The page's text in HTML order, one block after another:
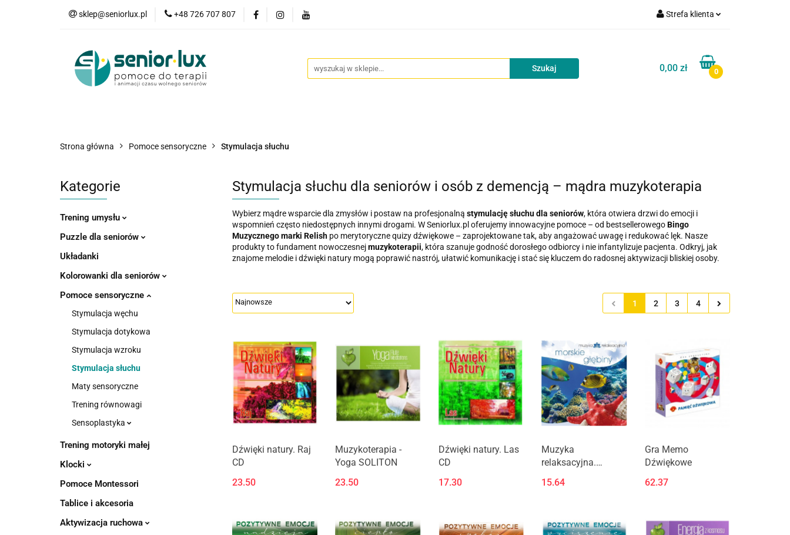
sklep@seniorlux.pl +48 726 707 807 Strefa klienta
Zarejestruj się
Dodaj zgłoszenie
0,00 zł 0
Promocje Nowości
Strona główna Pomoce sensoryczne Stymulacja słuchu
Kategorie
Trening umysłu
Puzzle dla seniorów
Układanki
Kolorowanki dla seniorów
Pomoce sensoryczne
Stymulacja węchu
Stymulacja dotykowa
Stymulacja wzroku
Stymulacja słuchu
Maty sensoryczne
Trening równowagi
Sensoplastyka
Trening motoryki małej
Klocki
Pomoce Montessori
Tablice i akcesoria
Aktywizacja ruchowa
Stymulacja słuchu dla seniorów i osób z demencją – mądra muzykoterapia
Wybierz mądre wsparcie dla zmysłów i postaw na profesjonalną stymulację słuchu dla seniorów, która otwiera drzwi do emocji i
wspomnień często niedostępnych innymi drogami. W Seniorlux.pl oferujemy innowacyjne pomoce – od bestsellerowego Bingo
Muzycznego marki Relish po merytoryczne quizy dźwiękowe – zaprojektowane tak, aby angażować uwagę i redukować lęk. Nasze
produkty to fundament nowoczesnej muzykoterapii, która szanuje godność dorosłego odbiorcy i nie infantylizuje pacjenta. Odkryj, jak
znajome melodie i dźwięki natury mogą poprawić nastrój, ułatwić komunikację i stać się kluczem do radosnej aktywizacji bliskiej osoby.
1 2 3 4
Dźwięki natury. Raj
CD
23.50
Muzykoterapia -
Yoga SOLITON
23.50
Dźwięki natury. Las
CD
17.30
Muzyka
relaksacyjna.
15.64
Gra Memo
Dźwiękowe
62.37